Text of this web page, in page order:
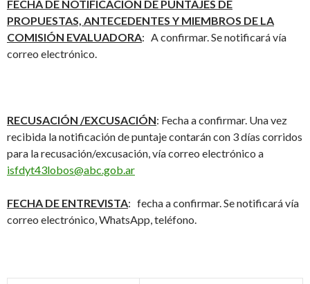
FECHA DE NOTIFICACIÓN DE PUNTAJES DE
PROPUESTAS, ANTECEDENTES Y MIEMBROS DE LA
COMISIÓN EVALUADORA: A confirmar. Se notificará vía
correo electrónico.
RECUSACIÓN /EXCUSACIÓN: Fecha a confirmar. Una vez
recibida la notificación de puntaje contarán con 3 días corridos
para la recusación/excusación, vía correo electrónico a
isfdyt43lobos@abc.gob.ar
FECHA DE ENTREVISTA: fecha a confirmar. Se notificará vía
correo electrónico, WhatsApp, teléfono.